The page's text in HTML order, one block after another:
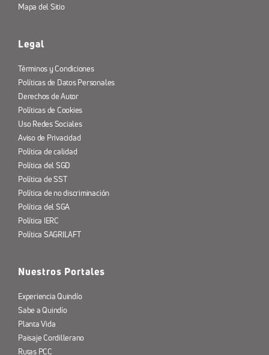
Mapa del Sitio
Legal
Términos y Condiciones
Políticas de Datos Personales
Derechos de Autor
Políticas de Cookies
Uso Redes Sociales
Aviso de Privacidad
Política de calidad
Política del SGD
Política de SST
Política de no discriminación
Política del SGA
Política IERC
Política SAGRILAFT
Nuestros Portales
Experiencia Quindío
Sabe a Quindío
Planta Vida
Paisaje Cordillerano
Rutas PCC